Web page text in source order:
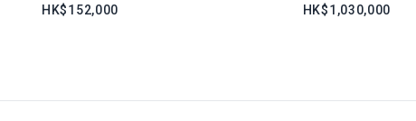
HK$152,000 HK$1,030,000